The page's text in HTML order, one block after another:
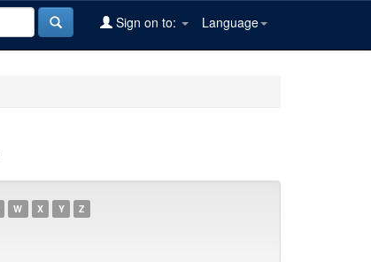
Language
Sign on to:
W X Y Z